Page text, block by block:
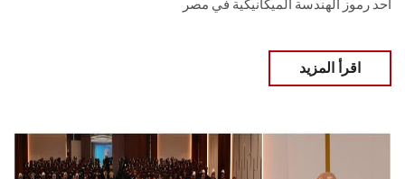
أحد رموز الهندسة الميكانيكية في مصر
اقرأ المزيد